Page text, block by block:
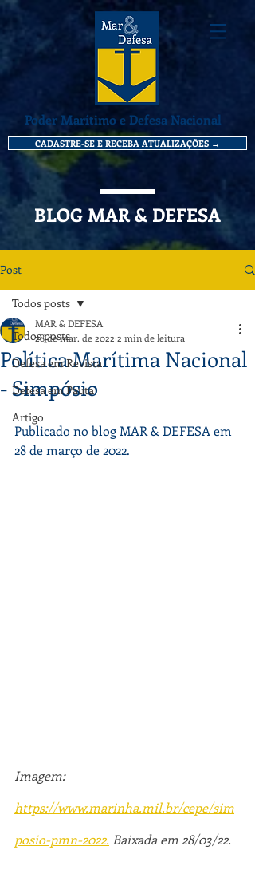
Poder Marítimo e Defesa Nacional
CADASTRE-SE E RECEBA ATUALIZAÇÕES →
BLOG MAR & DEFESA
Post
Todos posts
Defesa em Revista
Defesa em Pauta
Artigo
Todos posts
Política Marítima Nacional
- Simpósio
MAR & DEFESA
28 de mar. de 2022 2 min de leitura
Publicado no blog MAR & DEFESA em
28 de março de 2022.
Imagem:
https://www.marinha.mil.br/cepe/sim
posio-pmn-2022. Baixada em 28/03/22.